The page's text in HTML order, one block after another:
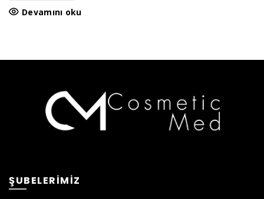
Devamını oku
ŞUBELERIMIZ